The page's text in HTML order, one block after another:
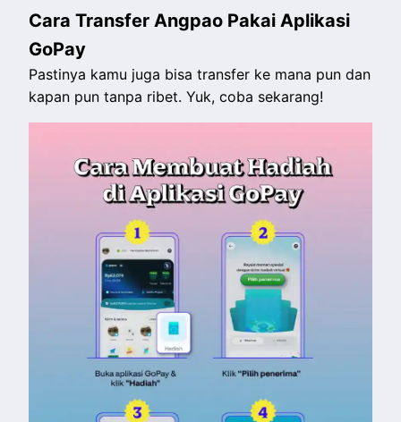
Cara Transfer Angpao Pakai Aplikasi
GoPay
Pastinya kamu juga bisa transfer ke mana pun dan
kapan pun tanpa ribet. Yuk, coba sekarang!